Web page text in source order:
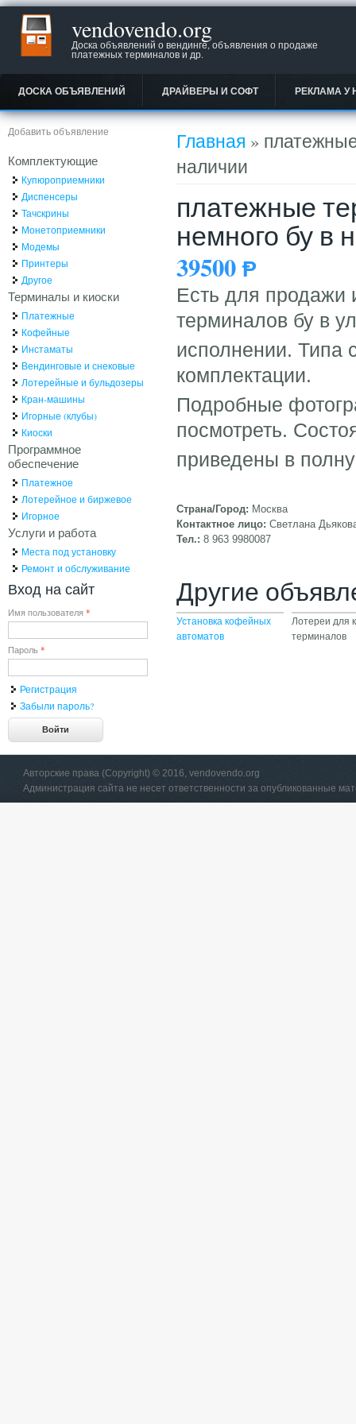
vendovendo.org
Доска объявлений о вендинге, объявления о продаже
платежных терминалов и др.
ДОСКА ОБЪЯВЛЕНИЙ ДРАЙВЕРЫ И СОФТ РЕКЛАМА У
Вы здесь
Главная »
наличии
платежные
немного бу в
39500 Ᵽ
Есть для продажи
терминалов бу в
исполнении. Типа
комплектации.
Подробные
посмотреть.
приведены в
Страна/Город: Москва
Контактное лицо: Светлана
Тел.: 8 963 9980087
Другие
Установка кофейных
автоматов
Лотереи для
терминалов
Добавить объявление
Комплектующие
Купюроприемники
Диспенсеры
Тачскрины
Монетоприемники
Модемы
Принтеры
Другое
Терминалы и киоски
Платежные
Кофейные
Инстаматы
Вендинговые и снековые
Лотерейные и бульдозеры
Кран-машины
Игорные (клубы)
Киоски
Программное
обеспечение
Платежное
Лотерейное и биржевое
Игорное
Услуги и работа
Места под установку
Ремонт и обслуживание
Вход на сайт
Имя пользователя *
Пароль *
Регистрация
Забыли пароль?
Авторские права (Copyright) © 2016, vendovendo.org
Администрация сайта не несет ответственности за опубликованные